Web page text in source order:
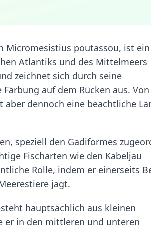
Micromesistius poutassou, ist ein
Atlantiks und des Mittelmeers
zeichnet sich durch seine
auf dem Rücken aus.
dennoch eine beachtliche
speziell den Gadiformes
Fischarten wie den Kabeljau
Rolle, indem er einerseits
jagt.
hauptsächlich aus kleinen
er in den mittleren und unteren